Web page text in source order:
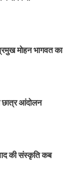
मोहन भागवत का
छात्र आंदोलन
की संस्कृति कब